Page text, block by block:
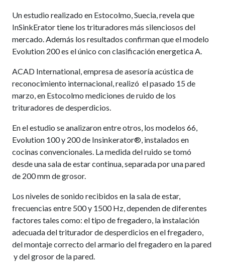
Un estudio realizado en Estocolmo, Suecia, revela que
InSinkErator tiene los trituradores más silenciosos del
mercado. Además los resultados confirman que el modelo
Evolution 200 es el único con clasificación energetica A.
ACAD International, empresa de asesoría acústica de
reconocimiento internacional, realizó el pasado 15 de
marzo, en Estocolmo mediciones de ruido de los
trituradores de desperdicios.
En el estudio se analizaron entre otros, los modelos 66,
Evolution 100 y 200 de Insinkerator®, instalados en
cocinas convencionales. La medida del ruido se tomó
desde una sala de estar continua, separada por una pared
de 200 mm de grosor.
Los niveles de sonido recibidos en la sala de estar,
frecuencias entre 500 y 1500 Hz, dependen de diferentes
factores tales como: el tipo de fregadero, la instalación
adecuada del triturador de desperdicios en el fregadero,
del montaje correcto del armario del fregadero en la pared
y del grosor de la pared.